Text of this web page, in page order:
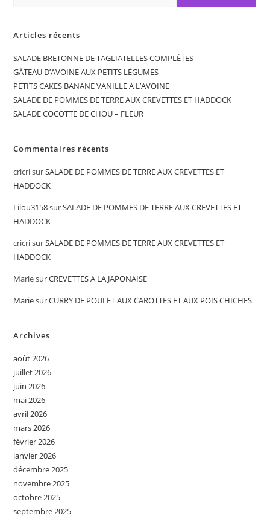
Articles récents
SALADE BRETONNE DE TAGLIATELLES COMPLÈTES
GÂTEAU D’AVOINE AUX PETITS LÉGUMES
PETITS CAKES BANANE VANILLE A L’AVOINE
SALADE DE POMMES DE TERRE AUX CREVETTES ET HADDOCK
SALADE COCOTTE DE CHOU – FLEUR
Commentaires récents
cricrisurSALADE DE POMMES DE TERRE AUX CREVETTES ET
HADDOCK
Lilou3158surSALADE DE POMMES DE TERRE AUX CREVETTES ET
HADDOCK
cricrisurSALADE DE POMMES DE TERRE AUX CREVETTES ET
HADDOCK
MariesurCREVETTES A LA JAPONAISE
MariesurCURRY DE POULET AUX CAROTTES ET AUX POIS CHICHES
Archives
août 2026
juillet 2026
juin 2026
mai 2026
avril 2026
mars 2026
février 2026
janvier 2026
décembre 2025
novembre 2025
octobre 2025
septembre 2025